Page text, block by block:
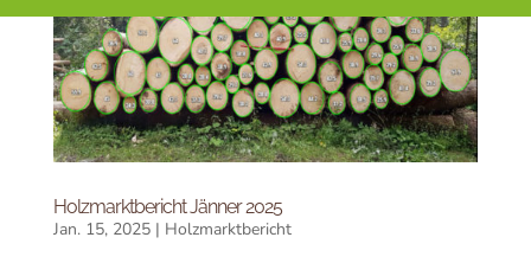
Holzmarktbericht Jänner 2025
Jan. 15, 2025| Holzmarktbericht